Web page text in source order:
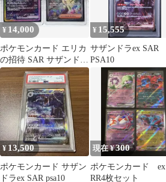
¥ 14,000
ポケモンカード エリカ
の招待 SAR サザンドラ
ex SAR 2枚セット売り
¥ 15,555
サザンドラex SAR
PSA10
¥13,500
ポケモンカード サザン
ドラex SAR psa10
現在 ¥300
ポケモンカード ex
RR4枚セット